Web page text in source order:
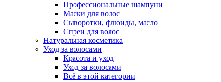
Профессиональные шампуни
Маски для волос
Сыворотки, флюиды, масло
Спреи для волос
Натуральная косметика
Уход за волосами
Красота и уход
Уход за волосами
Всё в этой категории